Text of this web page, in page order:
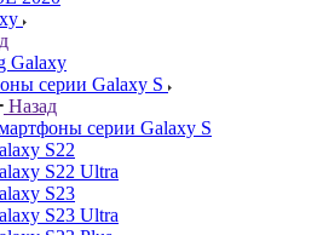
Galaxy
серии Galaxy S
Назад
серии Galaxy S
S22
S22 Ultra
S23
S23 Ultra